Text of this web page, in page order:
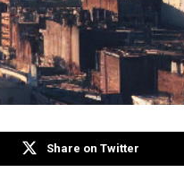
Share on Twitter